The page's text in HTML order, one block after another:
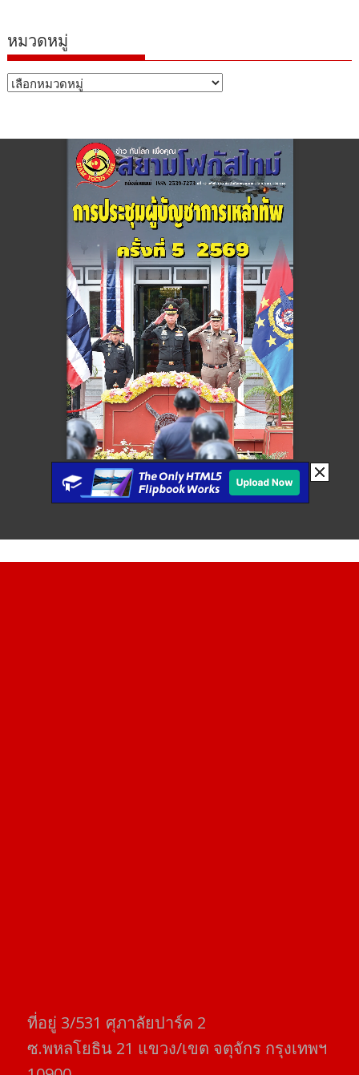
หมวดหมู่
หมวด
ที่อยู่​ 3/531​ ศุภาลัยปาร์ค​ 2
ซ.พหลโยธิน​ 21​ แขวง/เขต​ จตุจักร​ กรุงเทพฯ